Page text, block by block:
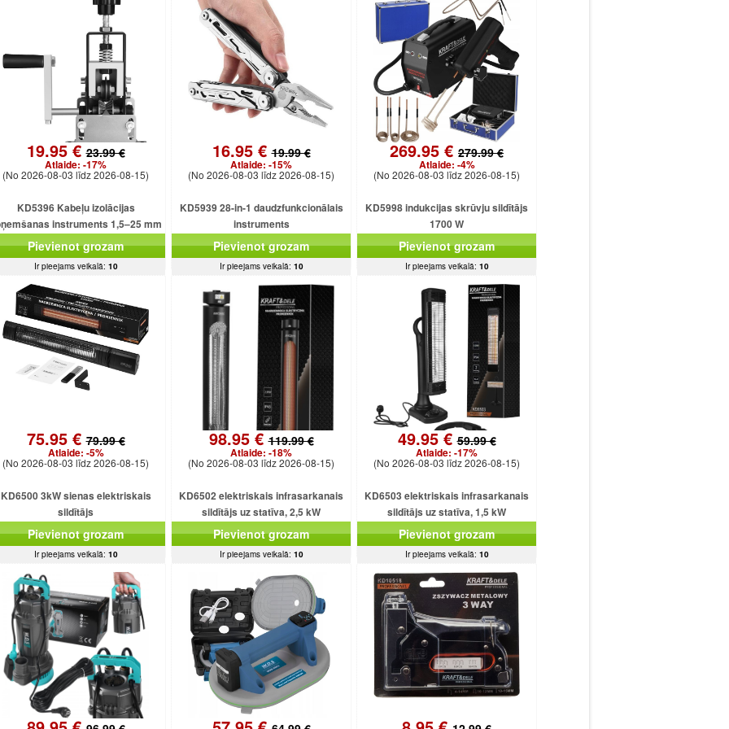
19.95 €23.99 €
Atlaide: -17%
(No 2026-08-03 līdz 2026-08-15)
KD5396 Kabeļu izolācijas
instruments 1,5–25 mm
kabeļiem
Pievienot grozam
Ir pieejams veikalā: 10
16.95 €19.99 €
Atlaide: -15%
(No 2026-08-03 līdz 2026-08-15)
KD5939 28-in-1 daudzfunkcionālais
instruments
Pievienot grozam
Ir pieejams veikalā: 10
269.95 € 279.99 €
Atlaide: -4%
(No 2026-08-03 līdz 2026-08-15)
KD5998 indukcijas skrūvju sildītājs
1700 W
Pievienot grozam
Ir pieejams veikalā: 10
75.95 €79.99 €
Atlaide: -5%
(No 2026-08-03 līdz 2026-08-15)
KD6500 3kW sienas elektriskais
sildītājs
Pievienot grozam
Ir pieejams veikalā: 10
98.95 €119.99 €
Atlaide: -18%
(No 2026-08-03 līdz 2026-08-15)
KD6502 elektriskais infrasarkanais
sildītājs uz statīva, 2,5 kW
Pievienot grozam
Ir pieejams veikalā: 10
49.95 €59.99 €
Atlaide: -17%
(No 2026-08-03 līdz 2026-08-15)
KD6503 elektriskais infrasarkanais
sildītājs uz statīva, 1,5 kW
Pievienot grozam
Ir pieejams veikalā: 10